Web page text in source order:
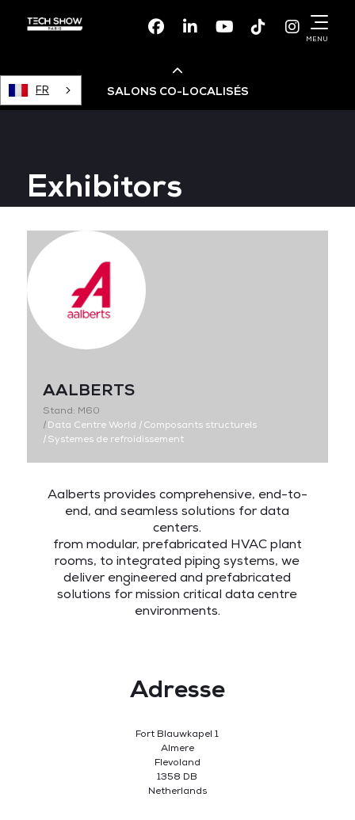
FacebookLinkedinYoutubeTikTok
MENU
FR SALONS CO-LOCALISÉS
Devops Live
Cloud & Cyber Security
Data & AI Leaders Summit
Data Centre World
Exhibitors
AALBERTS
Stand: M60
|Data Centre World |Composants structurels
|Systemes de refroidissement
Aalberts provides comprehensive, end-to-
end, and seamless solutions for data
centers.
from modular, prefabricated HVAC plant
rooms, to integrated piping systems, we
deliver engineered and prefabricated
solutions for mission critical data centre
environments.
Adresse
Fort Blauwkapel 1
Almere
Flevoland
1358 DB
Netherlands